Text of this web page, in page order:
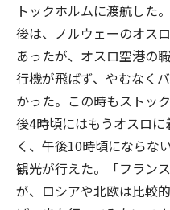
トックホルムに渡航した
後は、ノルウェーのオス
あったが、オスロ空港の
行機が飛ばず、やむなく
かった。この時もストッ
後4時頃にはもうオスロ
く、午後10時頃にならな
観光が行えた。「フラン
が、ロシアや北欧は比較